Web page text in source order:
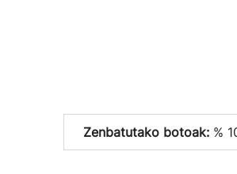
Zenbatutako botoak: %